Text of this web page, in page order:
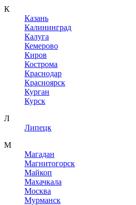
К
Казань
Калининград
Калуга
Кемерово
Киров
Кострома
Краснодар
Красноярск
Курган
Курск
Л
Липецк
М
Магадан
Магнитогорск
Майкоп
Махачкала
Москва
Мурманск